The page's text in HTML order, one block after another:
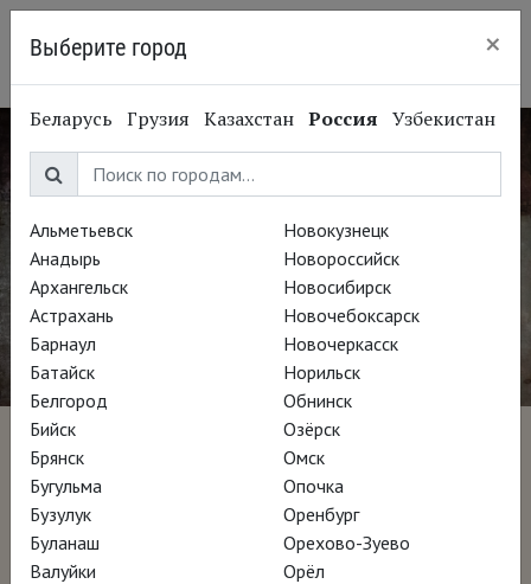
Художники при
персидском дворе
Режиссёр Сара Ноджуми
Выберите город ×
Беларусь Грузия Казахстан Россия Узбекистан
Альметьевск
Анадырь
Архангельск
Астрахань
Барнаул
Батайск
Белгород
Бийск
Брянск
Бугульма
Бузулук
Буланаш
Валуйки
Новокузнецк
Новороссийск
Новосибирск
Новочебоксарск
Новочеркасск
Норильск
Обнинск
Озёрск
Омск
Опочка
Оренбург
Орехово-Зуево
Орёл